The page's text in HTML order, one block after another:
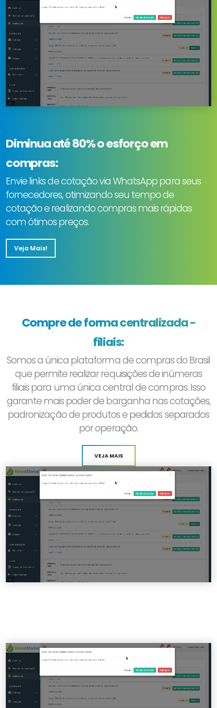
Diminua até 80% o esforço em
compras:
Envie links de cotação via WhatsApp para seus
fornecedores, otimizando seu tempo de
cotação e realizando compras mais rápidas
com ótimos preços.
Veja Mais!
Compre de forma centralizada -
filiais:
Somos a única plataforma de compras do Brasil
que permite realizar requisições de inúmeras
filiais para uma única central de compras. Isso
garante mais poder de barganha nas cotações,
padronização de produtos e pedidos separados
por operação.
VEJA MAIS